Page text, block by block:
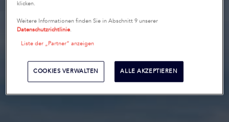
klicken.
Weitere Informationen finden Sie in Abschnitt 9 unserer
Datenschutzrichtlinie.
Liste der „Partner“ anzeigen
COOKIES VERWALTEN ALLE AKZEPTIEREN